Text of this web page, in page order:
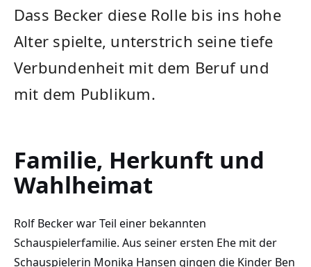
Dass Becker diese Rolle bis ins hohe
Alter spielte, unterstrich seine tiefe
Verbundenheit mit dem Beruf und
mit dem Publikum.
Familie, Herkunft und
Wahlheimat
Rolf Becker war Teil einer bekannten
Schauspielerfamilie. Aus seiner ersten Ehe mit der
Schauspielerin Monika Hansen gingen die Kinder Ben